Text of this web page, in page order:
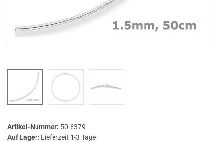
Artikel-Nummer: 50-8379
Auf Lager: Lieferzeit 1-3 Tage